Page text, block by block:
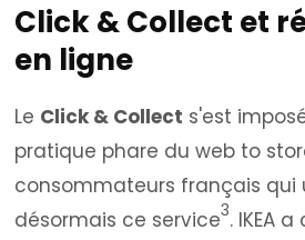
Click & Collect et
en ligne
Le Click & Collect s'est
pratique phare du web to
consommateurs français qui
désormais ce service3. IKEA